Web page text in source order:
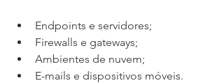
Endpoints e servidores;
Firewalls e gateways;
Ambientes de nuvem;
E-mails e dispositivos móveis.